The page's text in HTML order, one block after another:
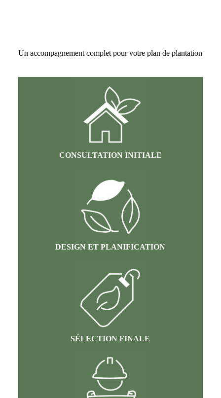
Un accompagnement complet pour votre plan de plantation
CONSULTATION INITIALE
DESIGN ET PLANIFICATION
SÉLECTION FINALE